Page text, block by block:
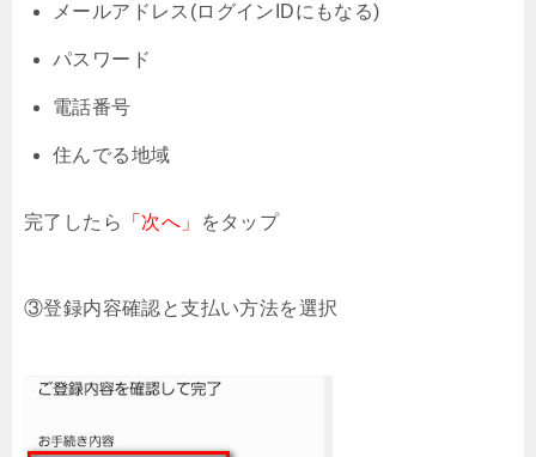
メールアドレス(ログインIDにもなる)
パスワード
電話番号
住んでる地域
完了したら 「 次へ」 をタップ
③登録内容確認と支払い方法を選択